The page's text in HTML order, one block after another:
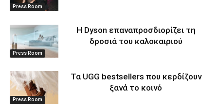
Press Room
Press Room
Η Dyson επαναπροσδιορίζει τη
δροσιά του καλοκαιριού
Press Room
Τα UGG bestsellers που κερδίζουν
ξανά το κοινό